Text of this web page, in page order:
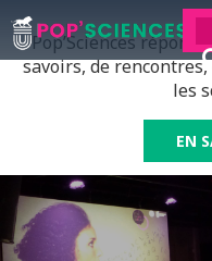
Pop’Sciences répond
savoirs, de rencontres,
les
EN